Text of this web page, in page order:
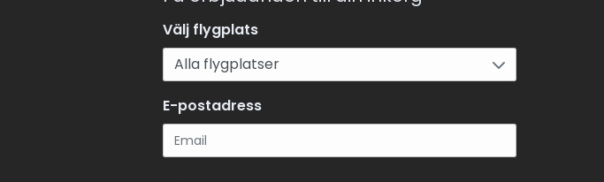
Välj flygplats
E-postadress